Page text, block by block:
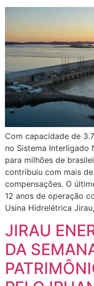
Com capacidade de
no Sistema Interligado
para milhões de
contribuiu com mais
compensações. O
12 anos de operação
Usina Hidrelétrica
JIRAU
DA